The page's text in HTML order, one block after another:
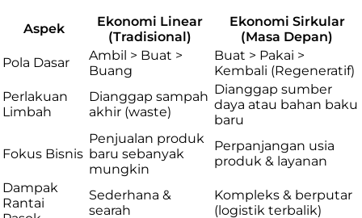
Aspek
Ekonomi Linear
(Tradisional)
Ekonomi Sirkular
(Masa Depan)
Pola Dasar
Ambil > Buat >
Buang
Buat > Pakai >
Kembali (Regeneratif)
Perlakuan
Limbah
Dianggap sampah
akhir (waste)
Dianggap sumber
daya atau bahan baku
baru
Fokus Bisnis
Penjualan produk
baru sebanyak
mungkin
Perpanjangan usia
produk & layanan
Dampak
Rantai
Sederhana &
searah
Kompleks & berputar
(logistik terbalik)